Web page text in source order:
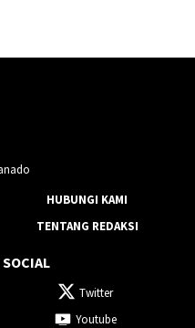
HUBUNGI KAMI
TENTANG REDAKSI
Twitter
Youtube